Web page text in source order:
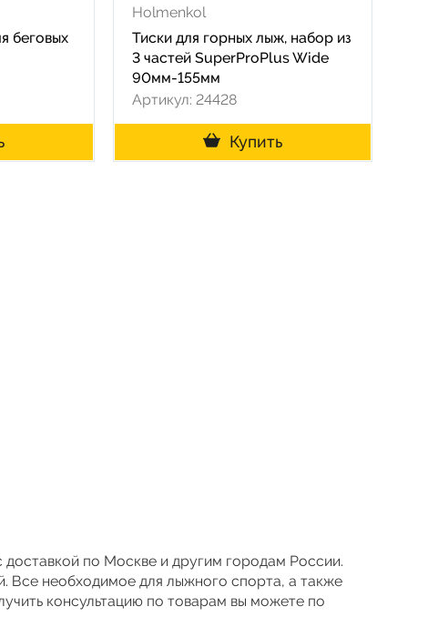
беговых
Holmenkol
Тиски для горных лыж, набор из
3 частей SuperProPlus Wide
90мм-155мм
Артикул: 24428
Купить
по Москве и другим городам России.
Все необходимое для лыжного спорта, а также
консультацию по товарам вы можете по